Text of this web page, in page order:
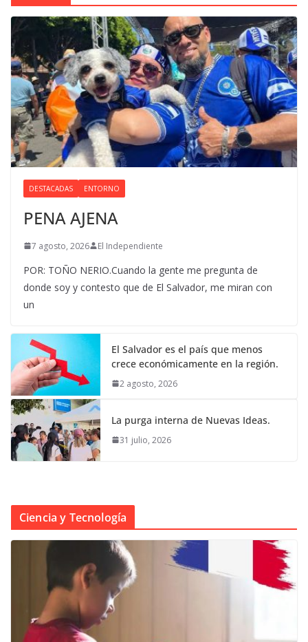
DESTACADAS ENTORNO
PENA AJENA
7 agosto, 2026 El Independiente
POR: TOÑO NERIO.Cuando la gente me pregunta de
donde soy y contesto que de El Salvador, me miran con
un
El Salvador es el país que menos
crece económicamente en la región.
2 agosto, 2026
La purga interna de Nuevas Ideas.
31 julio, 2026
Ciencia y Tecnología